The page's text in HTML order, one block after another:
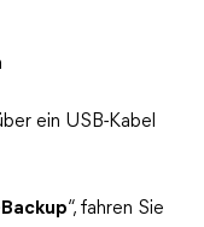
ein USB-Kabel
“, fahren Sie